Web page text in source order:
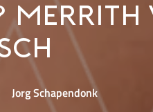
Merrith
Jorg Schapendonk